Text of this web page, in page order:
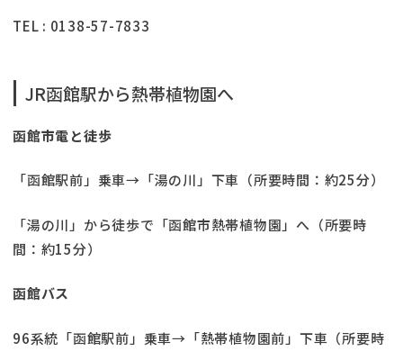
TEL : 0138-57-7833
JR函館駅から熱帯植物園へ
函館市電と徒歩
「函館駅前」乗車→「湯の川」下車（所要時間：約25分）
「湯の川」から徒歩で「函館市熱帯植物園」へ（所要時
間：約15分）
函館バス
96系統「函館駅前」乗車→「熱帯植物園前」下車（所要時